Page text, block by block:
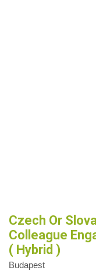
Czech Or
Colleague
( Hybrid )
Budapest